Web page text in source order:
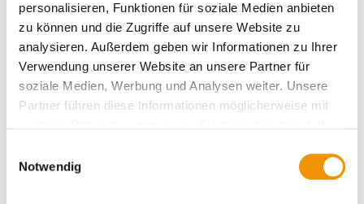
personalisieren, Funktionen für soziale Medien anbieten
zu können und die Zugriffe auf unsere Website zu
analysieren. Außerdem geben wir Informationen zu Ihrer
Verwendung unserer Website an unsere Partner für
soziale Medien, Werbung und Analysen weiter. Unsere
Partner führen diese Informationen möglicherweise mit
gesammelt haben.
Notwendig
2. Nachweismethode bei
CleanControlling: Chromogener